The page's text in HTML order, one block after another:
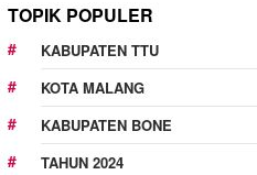
TOPIK POPULER
KABUPATEN TTU
KOTA MALANG
KABUPATEN BONE
TAHUN 2024